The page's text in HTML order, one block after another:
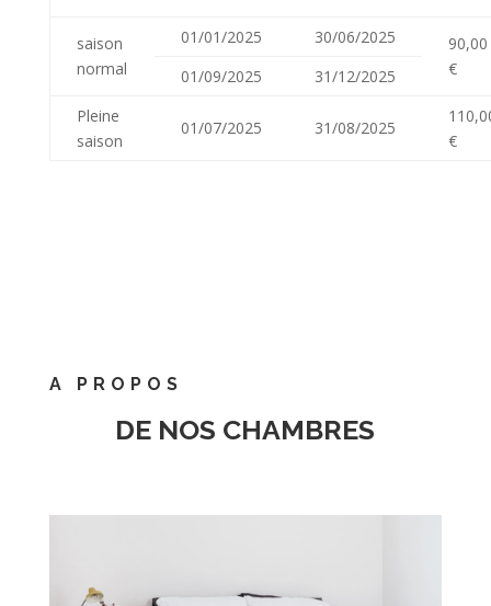
saison
normal
01/01/2025 30/06/2025
90,00
€
01/09/2025
31/12/2025
Pleine
saison
01/07/2025 31/08/2025
€
A PROPOS
DE NOS CHAMBRES